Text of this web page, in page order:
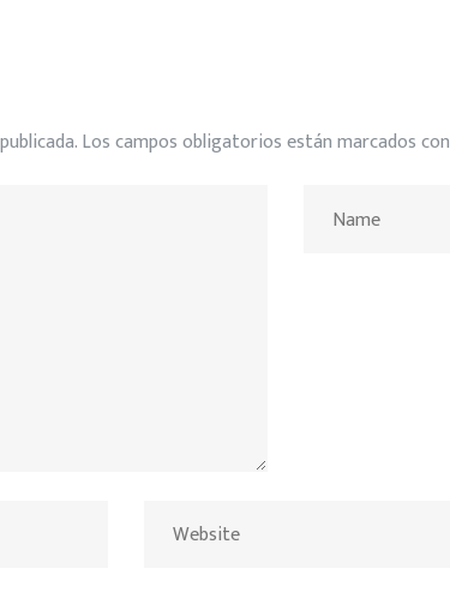
Los campos obligatorios están marcados con